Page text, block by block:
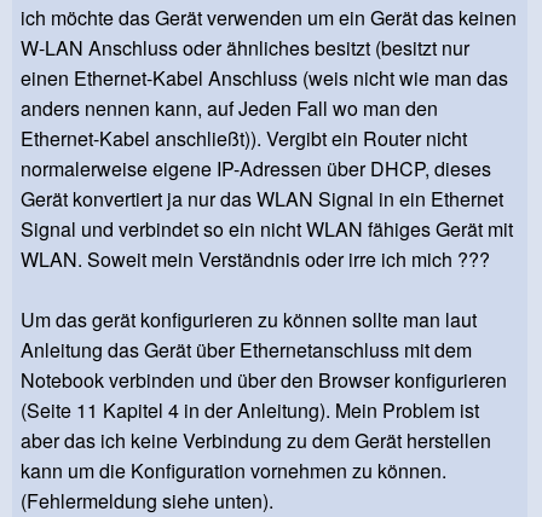
ich möchte das Gerät verwenden um ein Gerät das keinen
W-LAN Anschluss oder ähnliches besitzt (besitzt nur
einen Ethernet-Kabel Anschluss (weis nicht wie man das
anders nennen kann, auf Jeden Fall wo man den
Ethernet-Kabel anschließt)). Vergibt ein Router nicht
normalerweise eigene IP-Adressen über DHCP, dieses
Gerät konvertiert ja nur das WLAN Signal in ein Ethernet
Signal und verbindet so ein nicht WLAN fähiges Gerät mit
WLAN. Soweit mein Verständnis oder irre ich mich ???
Um das gerät konfigurieren zu können sollte man laut
Anleitung das Gerät über Ethernetanschluss mit dem
Notebook verbinden und über den Browser konfigurieren
(Seite 11 Kapitel 4 in der Anleitung). Mein Problem ist
aber das ich keine Verbindung zu dem Gerät herstellen
kann um die Konfiguration vornehmen zu können.
(Fehlermeldung siehe unten).